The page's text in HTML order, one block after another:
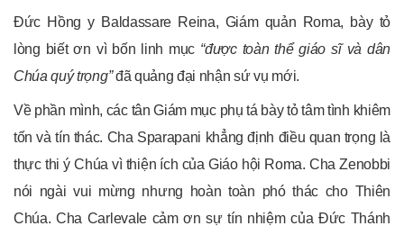
Đức Hồng y Baldassare Reina, Giám quản Roma, bày tỏ
lòng biết ơn vì bốn linh mục “được toàn thể giáo sĩ và dân
Chúa quý trọng”đã quảng đại nhận sứ vụ mới.
Về phần mình, các tân Giám mục phụ tá bày tỏ tâm tình khiêm
tốn và tín thác. Cha Sparapani khẳng định điều quan trọng là
thực thi ý Chúa vì thiện ích của Giáo hội Roma. Cha Zenobbi
nói ngài vui mừng nhưng hoàn toàn phó thác cho Thiên
Chúa. Cha Carlevale cảm ơn sự tín nhiệm của Đức Thánh